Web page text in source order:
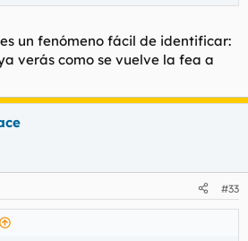
un fenómeno fácil de identificar:
verás como se vuelve la fea a
#33